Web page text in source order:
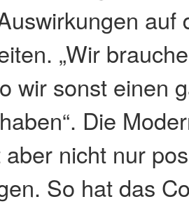
auf
„Wir
wir sonst einen
Die
nicht nur
So hat das